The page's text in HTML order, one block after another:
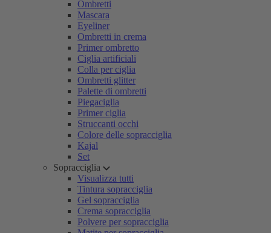
Ombretti
Mascara
Eyeliner
Ombretti in crema
Primer ombretto
Ciglia artificiali
Colla per ciglia
Ombretti glitter
Palette di ombretti
Piegaciglia
Primer ciglia
Struccanti occhi
Colore delle sopracciglia
Kajal
Set
Sopracciglia
Visualizza tutti
Tintura sopracciglia
Gel sopracciglia
Crema sopracciglia
Polvere per sopracciglia